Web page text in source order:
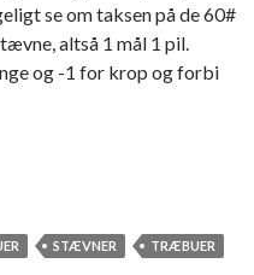
se om taksen på de 60#
altså 1 mål 1 pil.
og -1 for krop og forbi
eller en elefant i en glas
STÆVNER TRÆBUER